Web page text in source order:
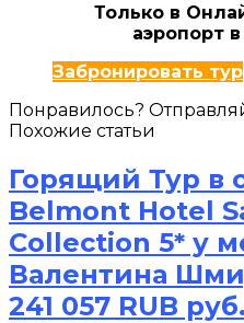
Только в
аэропорт
Забронировать тур
Понравилось?
Похожие статьи
Горящий Тур в
Belmont Hotel
Collection 5* у
Валентина
241 057 RUB руб.